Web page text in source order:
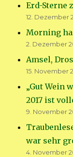
Erd-Sterne
12. Dezember
Morning
2. Dezember
Amsel,
15. November
„Gut Wein
2017 ist
9. November
war sehr
4. November